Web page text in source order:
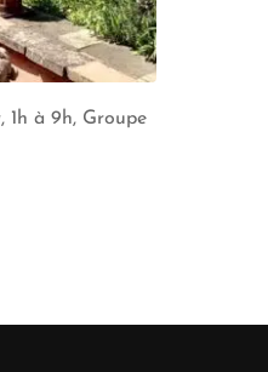
1h à 9h, Groupe